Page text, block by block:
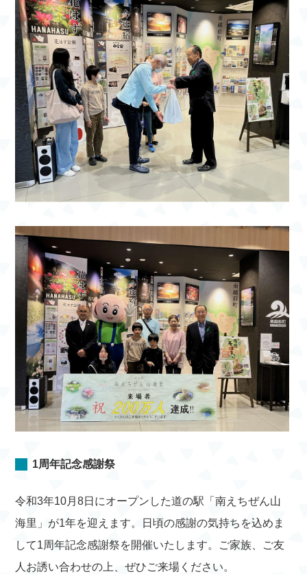
1周年記念感謝祭
令和3年10月8日にオープンした道の駅「南えちぜん山
海里」が1年を迎えます。日頃の感謝の気持ちを込めま
して1周年記念感謝祭を開催いたします。ご家族、ご友
人お誘い合わせの上、ぜひご来場ください。